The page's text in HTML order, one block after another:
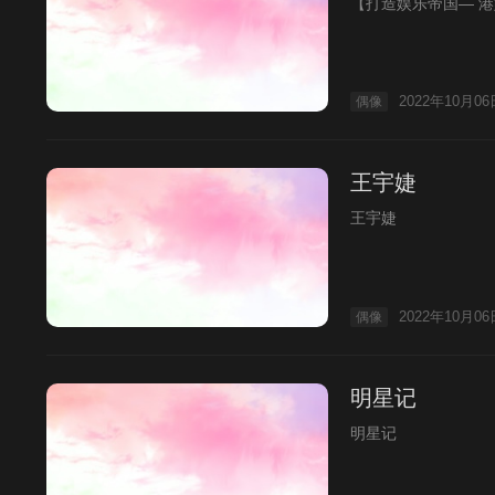
偶像 2022年10月06
王宇婕
王宇婕
偶像 2022年10月06
明星记
明星记